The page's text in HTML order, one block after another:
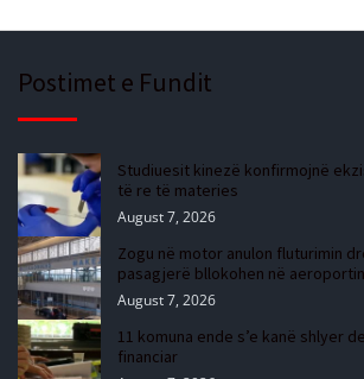
Postimet e Fundit
Studiuesit kinezë konfirmojnë
të re të materies
August 7, 2026
Zogu në motor anulon fluturimin
pasagjerë bllokohen në
August 7, 2026
11 komuna ende s’e kanë shlyer
financiar